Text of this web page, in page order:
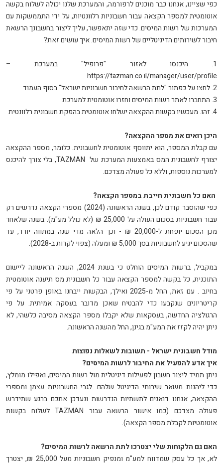
כפי שציינו, אנחנו כבר מוכנים לרפורמה, והמערכת שלנו יכולה לשלוח בקשה
אוטומטית למספר הקצאה עבור חשבוניות רלוונטיות, על ידי התממשקות עם
המערכות של רשות המיסים. כדי שזה יתאפשר, עליך ליצור בחשבונך הרשאת
חיבור לשירותים הדיגיטליים של רשות המיסים. איך עושים זאת?
1. היכנסו לאזור "פרופיל" במערכת –
https://tazman.co.il/manager/user/profile
2. לחצו על כפתור "לתת הרשאה לחיבור חשבוניות ישראל" בסוף העמוד
3. התחברו לאתר רשות המיסים וחזרו אוטומטית למערכת
4. זהו. מעכשיו בקשות ההקצאה ישלחו אוטומטית בהפקת חשבונית רלוונטית
היכן רואים את מספר ההקצאה?
עם קבלת המספר, הוא יתווסף אוטומטית לחשבונית. כלומר, מספר ההקצאה
יצורף לחשבונית המס באמצעות המערכת של TAZMAN, בלי צורך להיכנס
למערכות נוספות, וללא כל פעולה מצדכם.
האם כל חשבונית חייבת במספר הקצאה?
כפי שהוסבר קודם לכן, בשנה הראשונה (2024) מספרי הקצאה נדרשים רק
עבור חשבוניות בסכום העולה על 25,000 ₪ (לא כולל מע"מ). בשנה שלאחר
מכן הסכום יופחת ל-20,000 ₪ - וכך הלאה מדי שנה במתווה יורד, עד
שהסכום יגיע לחשבוניות בסך 5,000 ₪ ומעלה (צפוי לקרות ב-2028)
.
במקביל, ברשות המיסים הוחלט כי בשנת 2024, השנה הראשונה ליישום
התוכנית, כל בקשה למספר הקצאה עבור כל חשבונית מס תיענה אוטומטית
בחיוב.
עם זאת, החל מ-2025 ואילך, הבקשות ייבחנו באופן פרטני על פי
קריטריונים שנקבעו כדי להבטיח שאכן מדובר בעסקה אמיתית. על פי
הרגולציה החדשה, בעסקאות שלא יקבלו מספר הקצאה מסיבה כלשהי, לא
ניתן יהיה לקזז את המע"מ בגינן, החל מהשנה הראשונה.
מודל חשבונית ישראל - תשובות לשאלות נפוצות
איך אדע להפעיל את החיבור לרשות המיסים?
ניתן תמיד ליצור חשבון לפעילות דיגיטלית מול רשות המיסים, ואפילו מומלץ,
כדי ליהנות משאר שירותי הדיגיטל שלהם. לגבי החשבוניות עצמן ומספרי
ההקצאה, אנחנו דואגים לתשתיות הנדרשות ונעדכן אתכם ברגע שתידרש
פעולה מצדכם (כמו אישור הרשאה עבור TAZMANלשלוח בקשות
אוטומטיות לקבלת מספר הקצאה).
האם גם הלקוחות שלי יצטרכו לתת הרשאה לרשות המיסים?
לא, אך כל עסק שמדווח למע"מ ומנפיק חשבוניות מעל 25,000 ₪, יצטרך